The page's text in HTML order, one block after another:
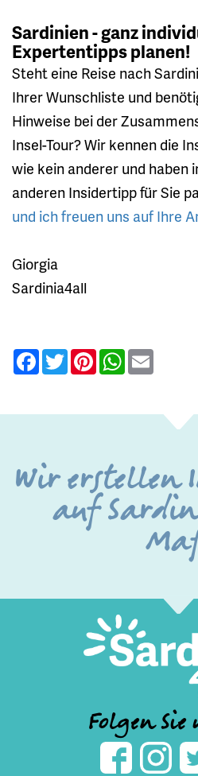
Sardinien - ganz
Expertentipps planen!
Steht eine Reise nach
Ihrer Wunschliste und
Hinweise bei der
Insel-Tour? Wir kennen die
wie kein anderer und haben
anderen Insidertipp für Sie
und ich freuen uns auf Ihre
Giorgia
Sardinia4all
Facebook
TwitterPinterestWhatsApp
Wir erstellen
auf
Folgen